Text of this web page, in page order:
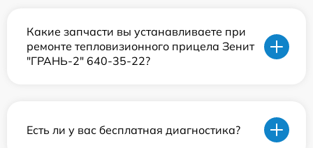
Какие запчасти вы устанавливаете при
ремонте тепловизионного прицела Зенит
"ГРАНЬ-2" 640-35-22?
Есть ли у вас бесплатная диагностика?